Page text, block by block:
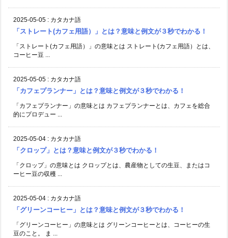
2025-05-05 : カタカナ語
「ストレート(カフェ用語）」とは？意味と例文が３秒でわかる！
「ストレート(カフェ用語）」の意味とは ストレート(カフェ用語）とは、
コーヒー豆 ...
2025-05-05 : カタカナ語
「カフェプランナー」とは？意味と例文が３秒でわかる！
「カフェプランナー」の意味とは カフェプランナーとは、カフェを総合
的にプロデュー ...
2025-05-04 : カタカナ語
「クロップ」とは？意味と例文が３秒でわかる！
「クロップ」の意味とは クロップとは、農産物としての生豆、またはコ
ーヒー豆の収穫 ...
2025-05-04 : カタカナ語
「グリーンコーヒー」とは？意味と例文が３秒でわかる！
「グリーンコーヒー」の意味とは グリーンコーヒーとは、コーヒーの生
豆のこと。 ま ...